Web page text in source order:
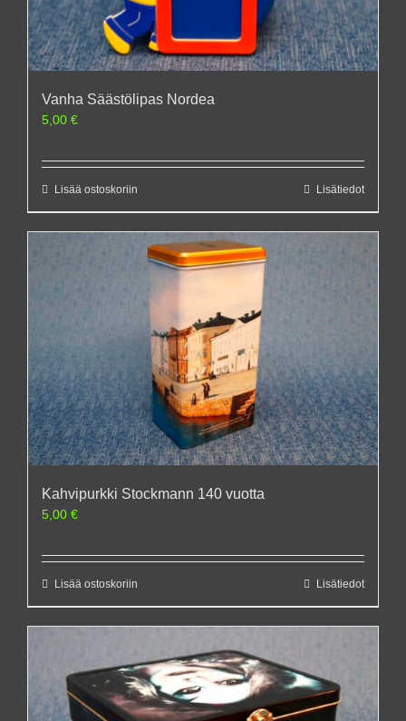
Vanha Säästölipas Nordea
5,00 €
Lisää ostoskoriin Lisätiedot
Kahvipurkki Stockmann 140 vuotta
5,00 €
Lisää ostoskoriin Lisätiedot